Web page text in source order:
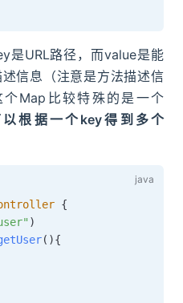
是URL路径，而value是能
信息（注意是方法描述信
Map比较特殊的是一个
以根据一个key得到多个
{
)
( ){